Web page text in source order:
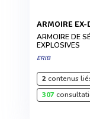
ARMOIRE
ARMOIRE DE
EXPLOSIVES
ERIB
2contenus
307